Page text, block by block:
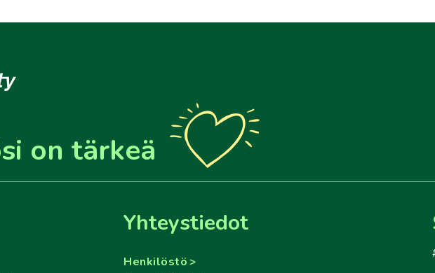
on tärkeä
Yhteystiedot
Henkilöstö